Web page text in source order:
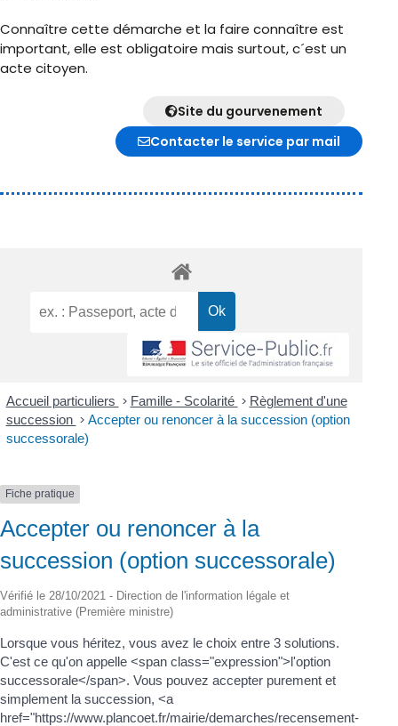
Connaître cette démarche et la faire connaître est
important, elle est obligatoire mais surtout, c´est un
acte citoyen.
Site du gourvenement
Contacter le service par mail
Accueil particuliers > Famille - Scolarité > Règlement d'une
succession > Accepter ou renoncer à la succession (option
successorale)
Fiche pratique
Accepter ou renoncer à la
succession (option successorale)
Vérifié le 28/10/2021 - Direction de l'information légale et
administrative (Première ministre)
Lorsque vous héritez, vous avez le choix entre 3 solutions.
C'est ce qu'on appelle <span class="expression">l'option
successorale</span>. Vous pouvez accepter purement et
simplement la succession, <a
href="https://www.plancoet.fr/mairie/demarches/recensement-